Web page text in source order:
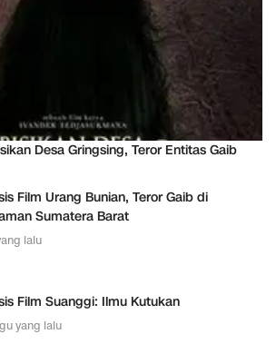
Desa Gringsing, Teror Entitas Gaib
Film Urang Bunian, Teror Gaib di
Sumatera Barat
lalu
Film Suanggi: Ilmu Kutukan
yang lalu